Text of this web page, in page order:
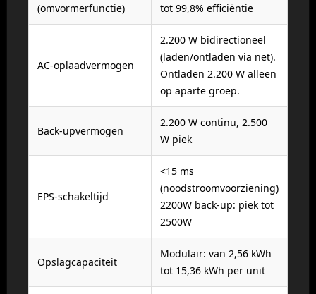
(omvormerfunctie)
tot 99,8% efficiëntie
AC-oplaadvermogen
2.200 W bidirectioneel
(laden/ontladen via net).
Ontladen 2.200 W alleen
op aparte groep.
Back-upvermogen
2.200 W continu, 2.500
W piek
EPS-schakeltijd
<15 ms
(noodstroomvoorziening)
2200W back-up: piek tot
2500W
Opslagcapaciteit
Modulair: van 2,56 kWh
tot 15,36 kWh per unit